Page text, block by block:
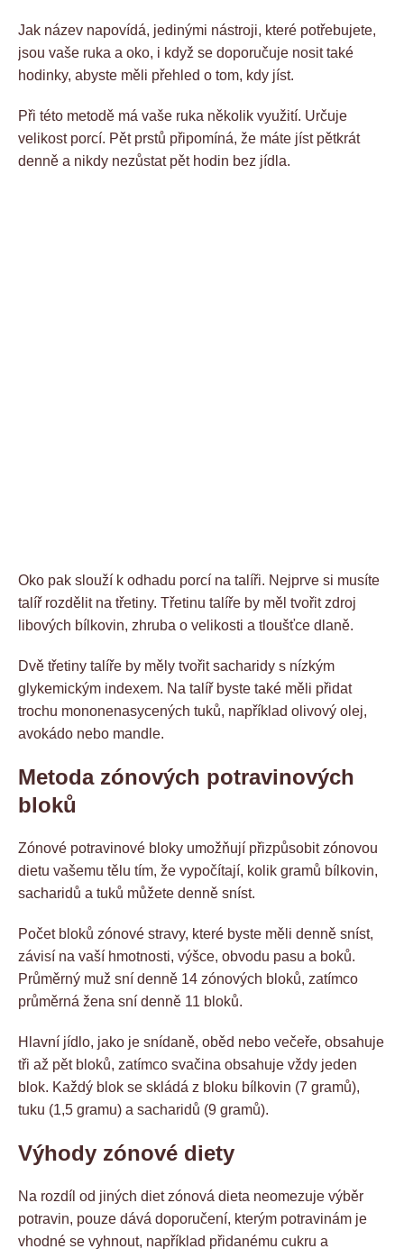
Jak název napovídá, jedinými nástroji, které potřebujete,
jsou vaše ruka a oko, i když se doporučuje nosit také
hodinky, abyste měli přehled o tom, kdy jíst.
Při této metodě má vaše ruka několik využití. Určuje
velikost porcí. Pět prstů připomíná, že máte jíst pětkrát
denně a nikdy nezůstat pět hodin bez jídla.
Oko pak slouží k odhadu porcí na talíři. Nejprve si musíte
talíř rozdělit na třetiny. Třetinu talíře by měl tvořit zdroj
libových bílkovin, zhruba o velikosti a tloušťce dlaně.
Dvě třetiny talíře by měly tvořit sacharidy s nízkým
glykemickým indexem. Na talíř byste také měli přidat
trochu mononenasycených tuků, například olivový olej,
avokádo nebo mandle.
Metoda zónových potravinových
bloků
Zónové potravinové bloky umožňují přizpůsobit zónovou
dietu vašemu tělu tím, že vypočítají, kolik gramů bílkovin,
sacharidů a tuků můžete denně sníst.
Počet bloků zónové stravy, které byste měli denně sníst,
závisí na vaší hmotnosti, výšce, obvodu pasu a boků.
Průměrný muž sní denně 14 zónových bloků, zatímco
průměrná žena sní denně 11 bloků.
Hlavní jídlo, jako je snídaně, oběd nebo večeře, obsahuje
tři až pět bloků, zatímco svačina obsahuje vždy jeden
blok. Každý blok se skládá z bloku bílkovin (7 gramů),
tuku (1,5 gramu) a sacharidů (9 gramů).
Výhody zónové diety
Na rozdíl od jiných diet zónová dieta neomezuje výběr
potravin, pouze dává doporučení, kterým potravinám je
vhodné se vyhnout, například přidanému cukru a